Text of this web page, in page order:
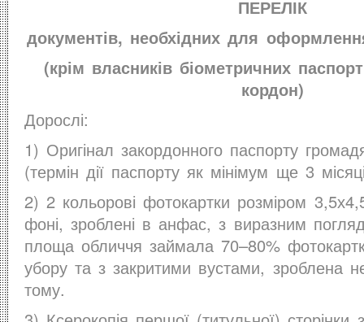
ПЕРЕЛІК
документів, необхідних для
(крім власників біометричних
кордон)
Дорослі:
1) Оригінал закордонного паспорту
(термін дії паспорту як мінімум ще 3
2) 2 кольорові фотокартки розміром
фоні, зроблені в анфас, з виразним
площа обличчя займала 70–80%
убору та з закритими вустами, зроблена
тому.